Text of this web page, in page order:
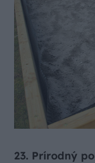
23. Prírodný